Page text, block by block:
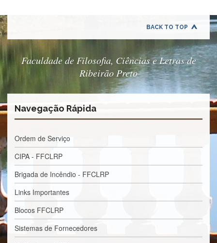
BACK TO TOP
Faculdade de Filosofia, Ciências e Letras de
Ribeirão Preto
Navegação Rápida
Ordem de Serviço
CIPA - FFCLRP
Brigada de Incêndio - FFCLRP
Links Importantes
Blocos FFCLRP
Sistemas de Fornecedores